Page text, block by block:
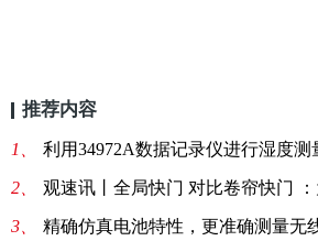
推荐内容
1、 利用34972A数据记录仪进行湿度测
2、 观速讯丨全局快门 对比卷帘快门 ：为合适的应
3、 精确仿真电池特性，更准确测量无线终端